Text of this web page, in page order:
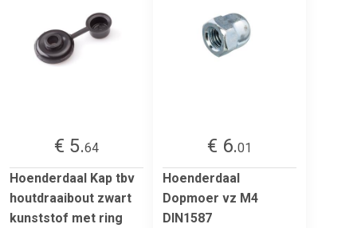
€ 5.64
Hoenderdaal Kap tbv
houtdraaibout zwart
kunststof met ring
€ 6.01
Hoenderdaal
Dopmoer vz M4
DIN1587